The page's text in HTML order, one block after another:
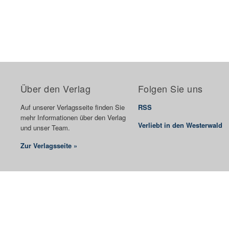
Über den Verlag
Auf unserer Verlagsseite finden Sie
mehr Informationen über den Verlag
und unser Team.
Zur Verlagsseite »
Folgen Sie uns
RSS
Verliebt in den Westerwald